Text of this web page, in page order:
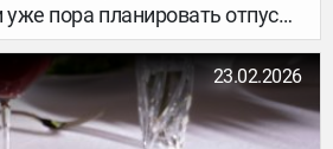
пора планировать отпуск,
тратить время на поиск
Из Таллинна этим
немало прямых рейсов
а некоторые
23.02.2026